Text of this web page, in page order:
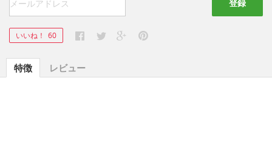
登録
いいね！ 60
特徴 レビュー